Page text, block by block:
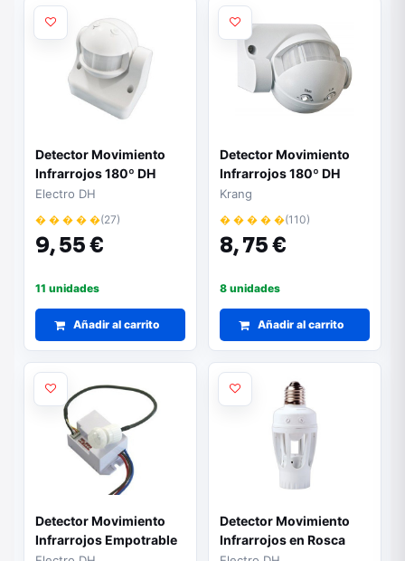
Detector Movimiento
Infrarrojos 180º DH
Electro DH
� � � � �(27)
9,55 €
11 unidades
Añadir al carrito
Detector Movimiento
Infrarrojos 180º DH
Blanco KRANG
Krang
� � � � �(110)
8,75 €
8 unidades
Añadir al carrito
Detector Movimiento
Infrarrojos Empotrable
Detector Movimiento
Infrarrojos en Rosca